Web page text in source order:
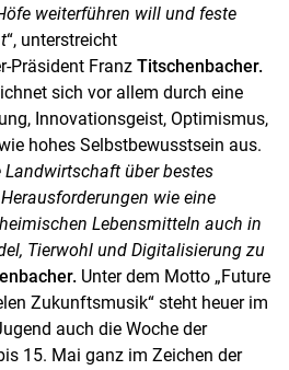
weiterführen will und feste
“, unterstreicht
Präsident Franz Titschenbacher.
sich vor allem durch eine
Innovationsgeist, Optimismus,
hohes Selbstbewusstsein aus.
Landwirtschaft über bestes
wie eine
Lebensmitteln auch in
Tierwohl und Digitalisierung zu
Unter dem Motto „Future
Zukunftsmusik“ steht heuer im
auch die Woche der
15. Mai ganz im Zeichen der